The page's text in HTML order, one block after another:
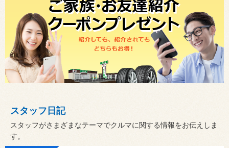
スタッフ日記
スタッフがさまざまなテーマでクルマに関する情報をお伝えしま
す。